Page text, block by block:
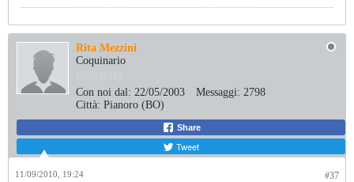
Rita Mezzini
Coquinario
Con noi dal: 22/05/2003 Messaggi: 2798
Città: Pianoro (BO)
Share
Tweet
#37
11/09/2010, 19:24